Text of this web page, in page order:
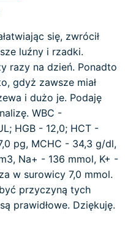
się, zwrócił
luźny i rzadki.
razy na dzień. Ponadto
gdyż zawsze miał
i dużo je. Podaję
WBC -
HGB - 12,0; HCT -
pg, MCHC - 34,3 g/dl,
Na+ - 136 mmol, K+ -
w surowicy 7,0 mmol.
przyczyną tych
prawidłowe. Dziękuję.